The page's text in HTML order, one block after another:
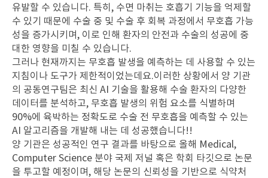
유발할 수 있습니다. 특히, 수면 마취는 호흡기 기능을 억제할
수 있기 때문에 수술 중 및 수술 후 회복 과정에서 무호흡 가능
성을 증가시키며, 이로 인해 환자의 안전과 수술의 성공에 중
대한 영향을 미칠 수 있습니다.
그러나 현재까지는 무호흡 발생을 예측하는 데 사용할 수 있는
지침이나 도구가 제한적이었는데요.이러한 상황에서 양 기관
의 공동연구팀은 최신 AI 기술을 활용해 수술 환자의 다양한
데이터를 분석하고, 무호흡 발생의 위험 요소를 식별하며
90%에 육박하는 정확도로 수술 전 무호흡을 예측할 수 있는
AI 알고리즘을 개발해 내는 데 성공했습니다!!
양 기관은 성공적인 연구 결과를 바탕으로 올해 Medical,
Computer Science 분야 국제 저널 혹은 학회 타깃으로 논문
을 투고할 예정이며, 해당 논문의 신뢰성을 기반으로 식약처